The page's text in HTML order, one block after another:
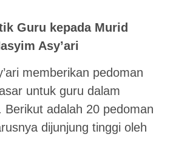
Guru kepada Murid
Asy’ari
memberikan pedoman
untuk guru dalam
Berikut adalah 20 pedoman
dijunjung tinggi oleh